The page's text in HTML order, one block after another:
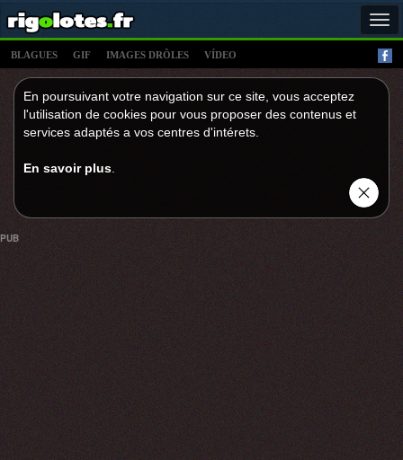
BLAGUES GIF IMAGES DRÔLES VÍDEO
En poursuivant votre navigation sur ce site, vous acceptez
l'utilisation de cookies pour vous proposer des contenus et
services adaptés a vos centres d'intérets.
En savoir plus
PUB